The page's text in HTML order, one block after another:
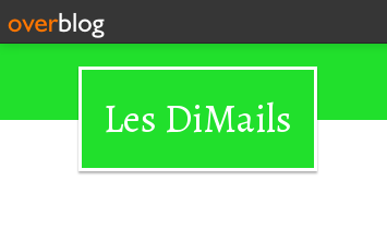
Les DiMails